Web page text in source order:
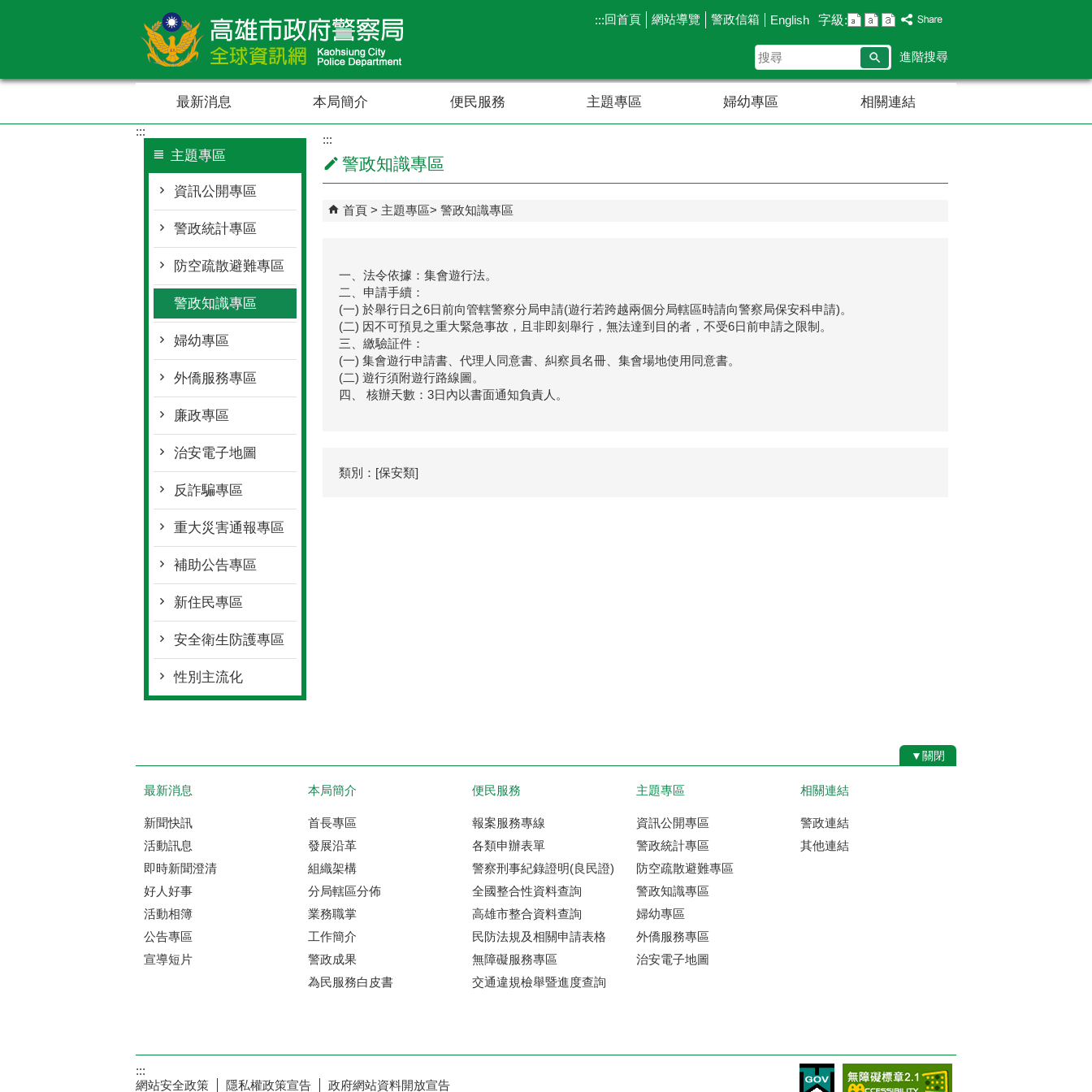
:::回首頁 網站導覽 警政信箱 English 字級:
搜
尋
進階搜尋
最新消息 本局簡介 便民服務 主題專區 婦幼專區 相關連結
:::
主題專區
資訊公開專區
警政統計專區
防空疏散避難專區
警政知識專區
婦幼專區
外僑服務專區
廉政專區
治安電子地圖
反詐騙專區
重大災害通報專區
補助公告專區
新住民專區
安全衛生防護專區
性別主流化
:::
警政知識專區
首頁 主題專區 警政知識專區
一、法令依據：集會遊行法。
二、申請手續：
(一) 於舉行日之6日前向管轄警察分局申請(遊行若跨越兩個分局轄區時請向警察局保安科申請)。
(二) 因不可預見之重大緊急事故，且非即刻舉行，無法達到目的者，不受6日前申請之限制。
三、繳驗証件：
(一) 集會遊行申請書、代理人同意書、糾察員名冊、集會場地使用同意書。
(二) 遊行須附遊行路線圖。
四、 核辦天數：3日內以書面通知負責人。
類別：[保安類]
▼關閉
最新消息
新聞快訊
活動訊息
即時新聞澄清
好人好事
活動相簿
公告專區
宣導短片
本局簡介
首長專區
發展沿革
組織架構
分局轄區分佈
業務職掌
工作簡介
警政成果
為民服務白皮書
便民服務
報案服務專線
各類申辦表單
警察刑事紀錄證明(良民證)
全國整合性資料查詢
高雄市整合資料查詢
民防法規及相關申請表格
無障礙服務專區
交通違規檢舉暨進度查詢
主題專區
資訊公開專區
警政統計專區
防空疏散避難專區
警政知識專區
婦幼專區
外僑服務專區
治安電子地圖
相關連結
警政連結
其他連結
:::
網站安全政策
隱私權政策宣告 政府網站資料開放宣告